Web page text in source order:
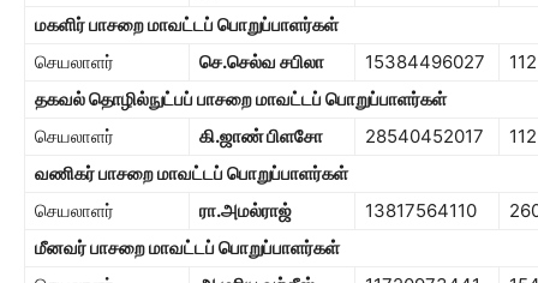
மகளிர் பாசறைமாவட்டப் பொறுப்பாளர்கள்
செயலாளர்
செ.செல்வ சபிலா 15384496027
112
தகவல் தொழில்நுட்பப் பாசறைமாவட்டப் பொறுப்பாளர்கள்
செயலாளர்
கி.ஜாண் பிளசோ 28540452017
112
வணிகர் பாசறைமாவட்டப் பொறுப்பாளர்கள்
செயலாளர்
ரா.அமல்ராஜ் 13817564110
மீனவர் பாசறைமாவட்டப் பொறுப்பாளர்கள்